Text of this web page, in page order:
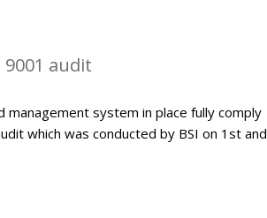
audit
system in place fully comply
which was conducted by BSI on 1st and